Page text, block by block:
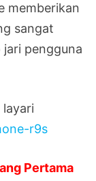
memberikan
sangat
pengguna
r9s
Pertama